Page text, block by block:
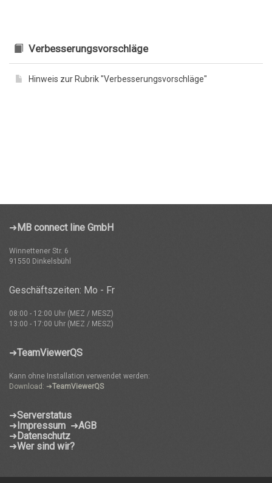
Verbesserungsvorschläge
Hinweis zur Rubrik "Verbesserungsvorschläge"
➜ MB connect line GmbH
Winnettener Str. 6
91550 Dinkelsbühl
Geschäftszeiten: Mo - Fr
08:00 - 12:00 Uhr (MEZ / MESZ)
13:00 - 17:00 Uhr (MEZ / MESZ)
➜TeamViewerQS
Kann ohne Installation verwendet werden:
Download: ➜TeamViewerQS
➜Serverstatus
➜ Impressum ➜AGB
➜ Datenschutz
➜Wer sind wir?